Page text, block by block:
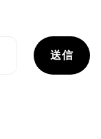
送信